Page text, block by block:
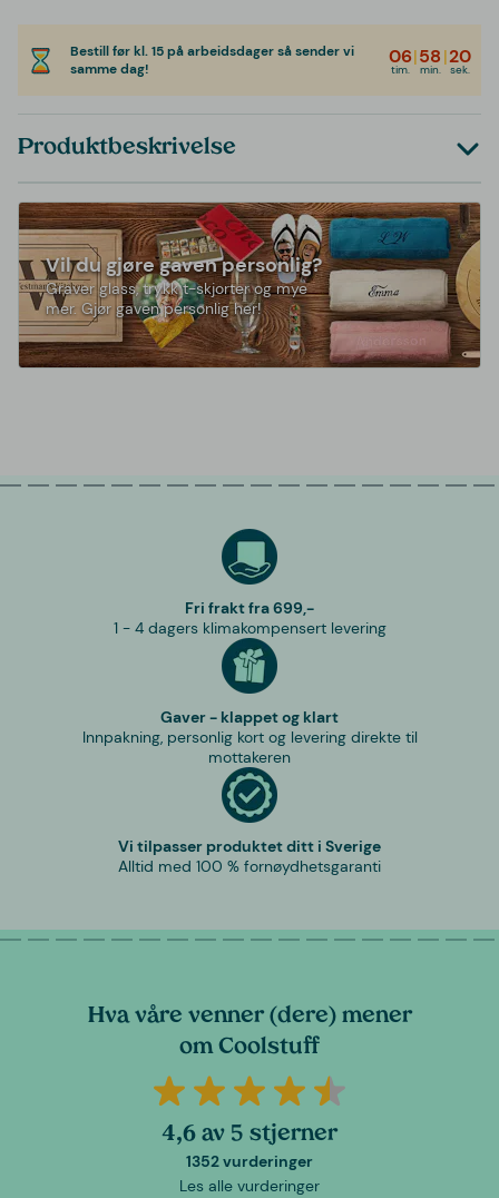
Bestill før kl. 15 på arbeidsdager så sender vi
samme dag!
06
tim.
|58
min.
|20
sek.
Produktbeskrivelse
Vil du gjøre gaven personlig?
Graver glass, trykk t-skjorter og mye
mer. Gjør gaven personlig her!
Fri frakt fra 699,-
1 - 4 dagers klimakompensert levering
Gaver - klappet og klart
Innpakning, personlig kort og levering direkte til
mottakeren
Vi tilpasser produktet ditt i Sverige
Alltid med 100 % fornøydhetsgaranti
Hva våre venner (dere) mener
om Coolstuff
4,6 av 5 stjerner
1352 vurderinger
Les alle vurderinger